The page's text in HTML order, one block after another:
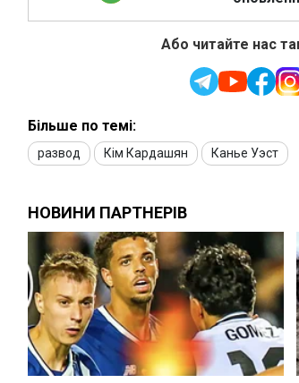
Або читайте нас
Більше по темі:
развод Кім Кардашян Канье Уэст